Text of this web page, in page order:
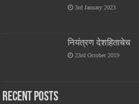
3rd January 2023
नियंत्रण देशहिताचेच
23rd October 2019
Recent Posts